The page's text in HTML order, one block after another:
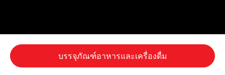
บรรจุภัณฑ์อาหารและเครื่องดื่ม